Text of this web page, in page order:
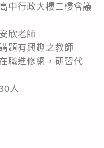
中行政大樓二樓會議
欣老師
題有興趣之教師
職進修網，研習代
人